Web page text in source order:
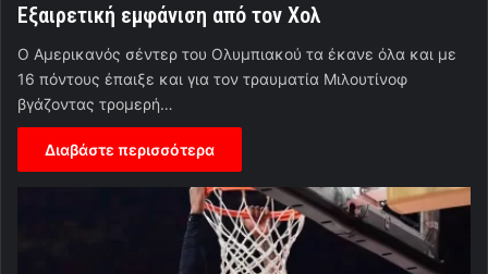
Εξαιρετική εμφάνιση από τον Χολ
Ο Αμερικανός σέντερ του Ολυμπιακού τα έκανε όλα και με
16 πόντους έπαιξε και για τον τραυματία Μιλουτίνοφ
βγάζοντας τρομερή…
Διαβάστε περισσότερα